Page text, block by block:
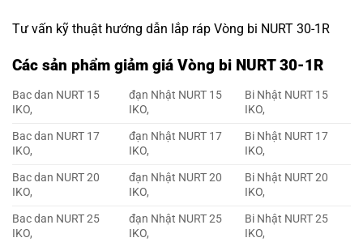
Tư vấn kỹ thuật hướng dẫn lắp ráp Vòng bi NURT 30-1R
Các sản phẩm giảm giá Vòng bi NURT 30-1R
Bac dan NURT 15
IKO,
đạn Nhật NURT 15
IKO,
Bi Nhật NURT 15
IKO,
Bac dan NURT 17
IKO,
đạn Nhật NURT 17
IKO,
Bi Nhật NURT 17
IKO,
Bac dan NURT 20
IKO,
đạn Nhật NURT 20
IKO,
Bi Nhật NURT 20
IKO,
Bac dan NURT 25
IKO,
đạn Nhật NURT 25
IKO,
Bi Nhật NURT 25
IKO,